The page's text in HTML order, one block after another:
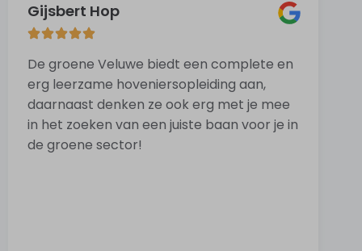
Gijsbert Hop
De groene Veluwe biedt een complete en
erg leerzame hoveniersopleiding aan,
daarnaast denken ze ook erg met je mee
in het zoeken van een juiste baan voor je in
de groene sector!